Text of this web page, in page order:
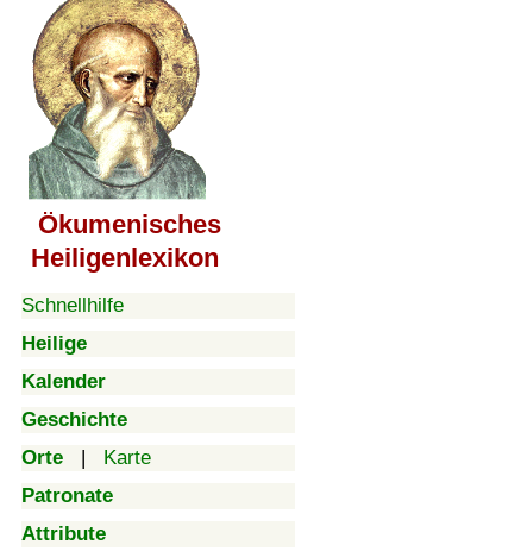
Ökumenisches
Heiligenlexikon
Schnellhilfe
Heilige
Kalender
Geschichte
Orte | Karte
Patronate
Attribute